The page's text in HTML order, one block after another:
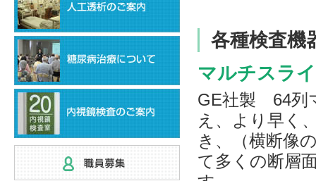
各種検査機
マルチスラ
GE社製 64列
え、より早く
き、（横断像
て多くの断層